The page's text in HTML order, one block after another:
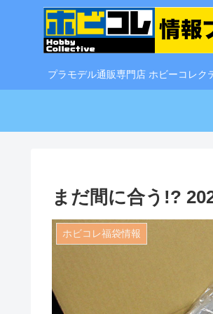
プラモデル通販専門店 ホビーコレ
まだ間に合う!?
ホビコレ福袋情報